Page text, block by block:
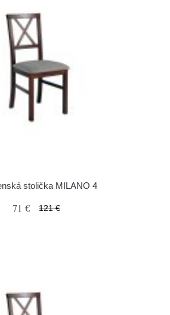
stolička MILANO 4
71 € 121 €